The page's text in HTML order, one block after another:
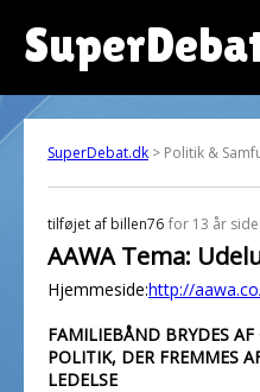
SuperDebat.dk > Politik &
tilføjet af billen76 for 13 år
AAWA Tema:
Hjemmeside:http://
FAMILIEBÅND BRYDES
POLITIK, DER FREMMES
LEDELSE